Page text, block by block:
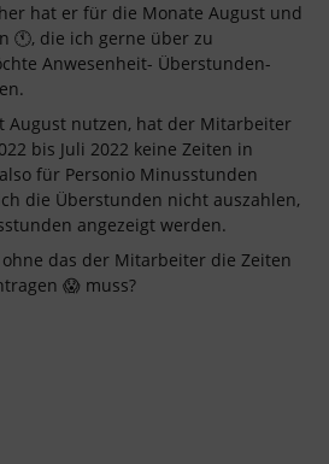
hat er für die Monate August und
🕚, die ich gerne über zu
Anwesenheit- Überstunden-
August nutzen, hat der Mitarbeiter
bis Juli 2022 keine Zeiten in
für Personio Minusstunden
die Überstunden nicht auszahlen,
angezeigt werden.
das der Mitarbeiter die Zeiten
😱 muss?